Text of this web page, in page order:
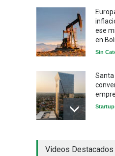
ese
en
Sin
Santa
Videos Destacados